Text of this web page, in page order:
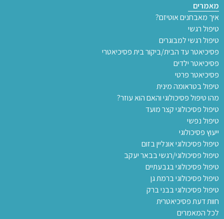
מאמרים
איך מאבחנים אוטיזם?
טיפול רגשי
טיפול רגשי למבוגרים
פסיכיאטר עד הבית/ביקור בית פסיכיאטרי
פסיכיאטר ילדים
פסיכיאטר פרטי
טיפול בטראומה מינית
מהו טיפול פסיכולוגי והאם הוא עוזר?
טיפול פסיכולוגי קצר מועד
טיפול נפשי
ייעוץ פסיכולוגי
טיפול פסיכולוגי אונליין בזום
טיפול פסיכולוגי/רגשי בבאר יעקב
טיפול פסיכולוגי בגבעתיים
טיפול פסיכולוגי ברמת גן
טיפול פסיכולוגי בבני ברק
חוות דעת פסיכיאטרית
לכל המאמרים